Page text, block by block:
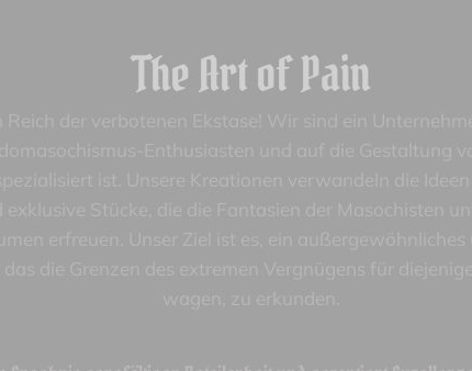
The Art of Pain